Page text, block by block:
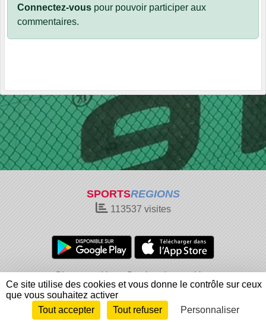
Connectez-vous pour pouvoir participer aux
commentaires.
SPORTSREGIONS
113537 visites
Charte cookies
Gestion des cookies
Informations légales
Signaler un contenu inapproprié
Envie de participer ? Connexion
Ce site utilise des cookies et vous donne le contrôle sur ceux
que vous souhaitez activer
Tout accepter
Tout refuser Personnaliser